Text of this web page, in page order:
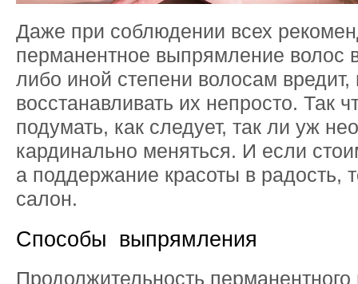
Даже при соблюдении всех
перманентное выпрямление волос
либо иной степени волосам вредит,
восстанавливать их непросто. Так
подумать, как следует, так ли уж
кардинально меняться. И если
а поддержание красоты в радость,
салон.
Способы выпрямления
Продолжительность